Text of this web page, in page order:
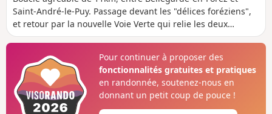
Saint-André-le-Puy. Passage devant les "délices foréziens",
et retour par la nouvelle Voie Verte qui relie les deux
villages. Balade tranquille, avec très peu de passage sur
Pour continuer à proposer des
fonctionnalités gratuites et pratiques
en randonnée, soutenez-nous en
donnant un petit coup de pouce !